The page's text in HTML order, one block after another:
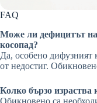
FAQ
Може ли дефицитът
косопад?
Да, особено дифузният
от недостиг.
Колко бързо израства